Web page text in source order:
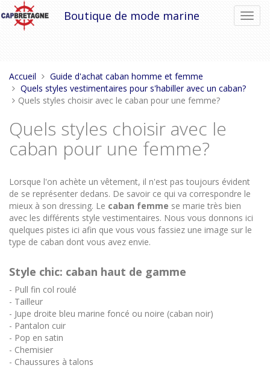
Aller
au
contenu
la
Boutique de mode marine
Vous
êtes
ici :
Accueil
Guide d'achat caban homme et femme
Quels styles vestimentaires pour s'habiller avec un caban?
Quels styles choisir avec le caban pour une femme?
Quels styles choisir avec le
caban pour une femme?
Lorsque l'on achète un vêtement, il n'est pas toujours évident
de se représenter dedans. De savoir ce qui va correspondre le
mieux à son dressing. Le caban femme se marie très bien
avec les différents style vestimentaires. Nous vous donnons ici
quelques pistes ici afin que vous vous fassiez une image sur le
type de caban dont vous avez envie.
Style chic: caban haut de gamme
- Pull fin col roulé
- Tailleur
- Jupe droite bleu marine foncé ou noire (caban noir)
- Pantalon cuir
- Pop en satin
- Chemisier
- Chaussures à talons